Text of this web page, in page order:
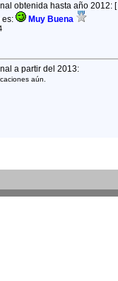
obtenida hasta año 2012: [
es: Muy Buena
a partir del 2013:
aún.